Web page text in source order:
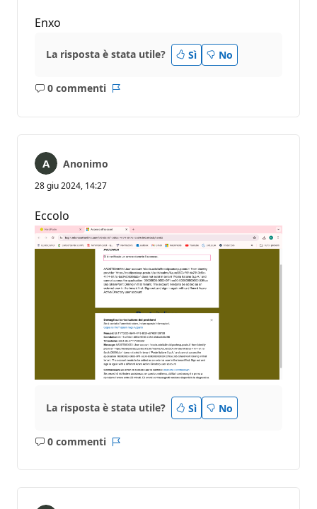
Enxo
La risposta è stata utile? Sì No
0 commenti
Nessun
Anonimo
28 giu 2024, 14:27
Eccolo
La risposta è stata utile? Sì No
0 commenti
Nessun
Report